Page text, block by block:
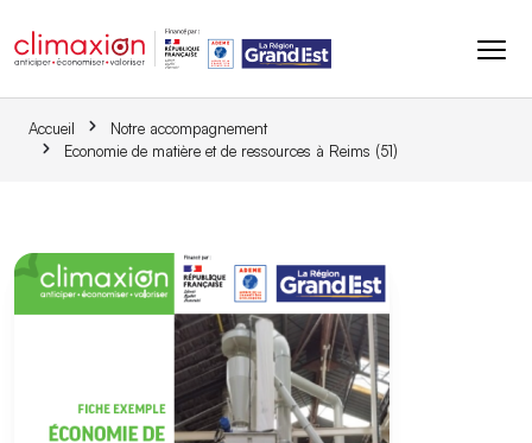
Accueil
Notre accompagnement
Economie de matière et de ressources à Reims (51)